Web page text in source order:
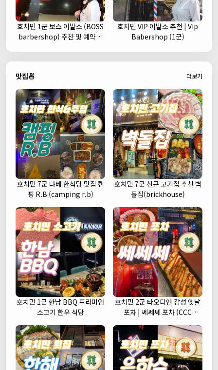
호치민 1군 보스 이발소 (BOSS
barbershop) 추천 및 예약안
호치민 VIP 이발소 추천 | Vip
Babershop (1군)
맛집🍜 더보기
호치민 7군 냐베 한식당 맛집 캠
핑 R.B (camping r.b)
호치민 7군 신규 고기집 추천 벽
돌집(brickhouse)
호치민 1군 한남 BBQ 프리미엄
소고기 한우 식당
호치민 2군 타오디엔 감성 옛날
포차 | 쎄쎄쎄 포차 (CCC